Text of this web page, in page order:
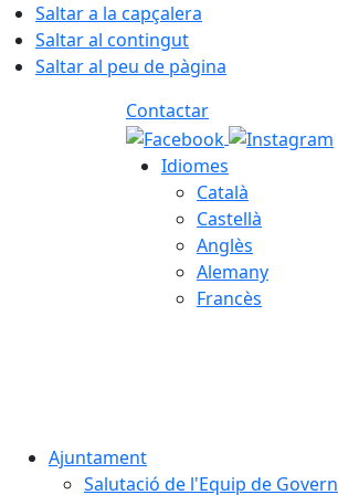
Saltar a la capçalera
Saltar al contingut
Saltar al peu de pàgina
Contactar
Idiomes
Català
Castellà
Anglès
Alemany
Francès
Ajuntament
Salutació de l'Equip de Govern